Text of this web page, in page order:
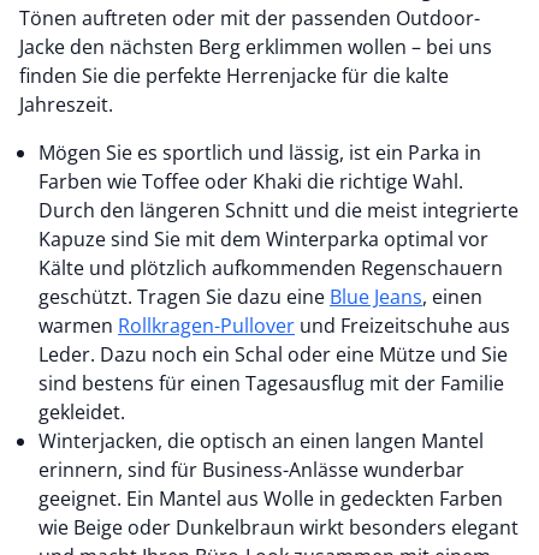
Tönen auftreten oder mit der passenden Outdoor-
Jacke den nächsten Berg erklimmen wollen – bei uns
finden Sie die perfekte Herrenjacke für die kalte
Jahreszeit.
Mögen Sie es sportlich und lässig, ist ein Parka in
Farben wie Toffee oder Khaki die richtige Wahl.
Durch den längeren Schnitt und die meist integrierte
Kapuze sind Sie mit dem Winterparka optimal vor
Kälte und plötzlich aufkommenden Regenschauern
geschützt. Tragen Sie dazu eine Blue Jeans, einen
warmen Rollkragen-Pullover und Freizeitschuhe aus
Leder. Dazu noch ein Schal oder eine Mütze und Sie
sind bestens für einen Tagesausflug mit der Familie
gekleidet.
Winterjacken, die optisch an einen langen Mantel
erinnern, sind für Business-Anlässe wunderbar
geeignet. Ein Mantel aus Wolle in gedeckten Farben
wie Beige oder Dunkelbraun wirkt besonders elegant